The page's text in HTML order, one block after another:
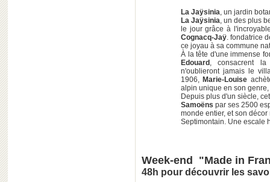
La Jaÿsinia, un jardin
La Jaÿsinia, un des plus
le jour grâce à
Cognacq-Jaÿ. fondatrice
ce joyau à sa commune
À la tête d'une immense
Edouard , consacrent
n'oublieront jamais le
1906, Marie-Louise
alpin unique en son
Depuis plus d'un siècle,
Samoëns par ses 2500
monde entier, et son
Septimontain. Une escale
Week-end "Made in
48h pour découvrir les